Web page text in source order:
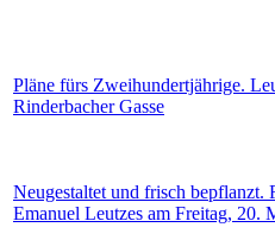
Pläne fürs Zweihundertjährige.
Rinderbacher Gasse
Neugestaltet und frisch bepflanzt.
Emanuel Leutzes am Freitag, 20.